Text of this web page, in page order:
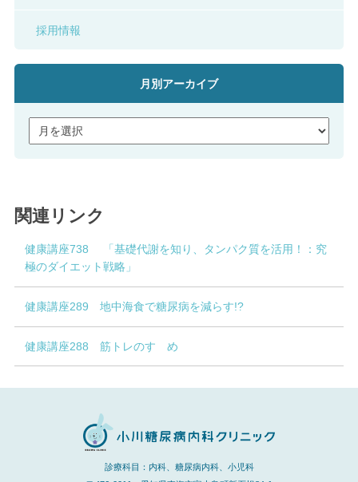
採用情報
月別アーカイブ
関連リンク
健康講座738 「基礎代謝を知り、タンパク質を活用！：究
極のダイエット戦略」
健康講座289 地中海食で糖尿病を減らす!?
健康講座288 筋トレのすゝめ
診療科目：内科、糖尿病内科、小児科